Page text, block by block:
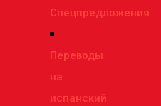
Спецпредложения
Переводы
на
испанский